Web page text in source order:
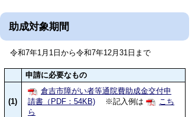
助成対象期間
令和7年1月1日から令和7年12月31日まで
申請に必要なもの
(1)
倉吉市障がい者等通院費助成金交付申
請書（PDF：54KB) ※記入例は
こち
ら